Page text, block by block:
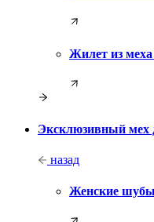
Жилет из
Эксклюзивный
назад
Женские